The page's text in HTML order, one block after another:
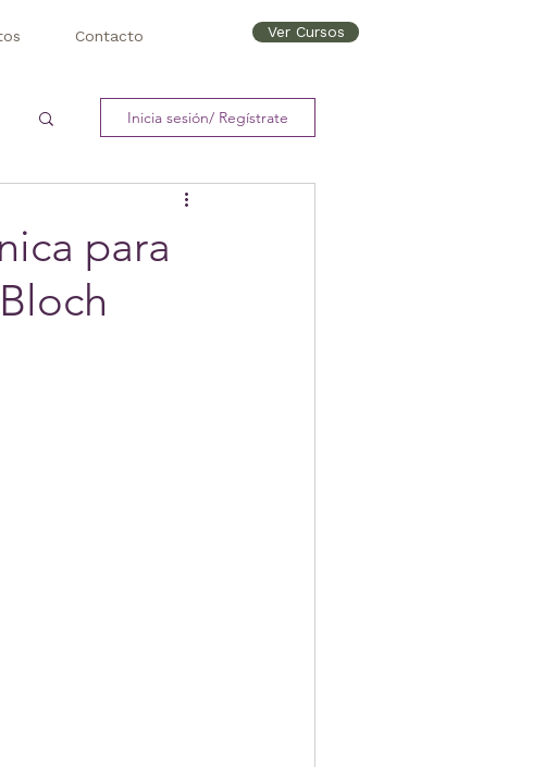
Contacto Ver Cursos
Inicia sesión/ Regístrate
para